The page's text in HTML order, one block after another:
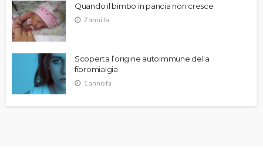
Quando il bimbo in pancia non cresce
7 anni fa
Scoperta l’origine autoimmune della
fibromialgia
1 anno fa